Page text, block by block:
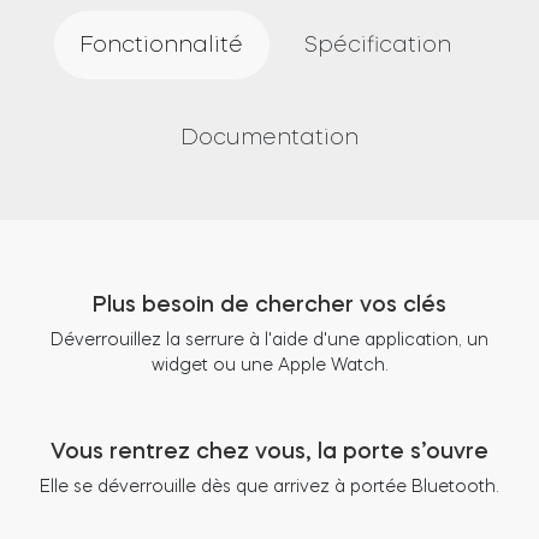
Fonctionnalité Spécification
Documentation
Plus besoin de chercher vos clés
Déverrouillez la serrure à l'aide d'une application, un
widget ou une Apple Watch.
Vous rentrez chez vous, la porte s’ouvre
Elle se déverrouille dès que arrivez à portée Bluetooth.